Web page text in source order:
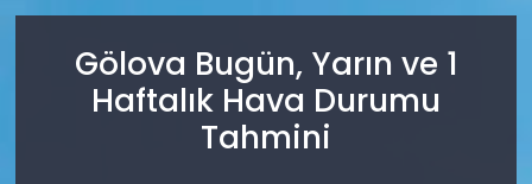
Gölova Bugün, Yarın ve 1
Haftalık Hava Durumu
Tahmini
Spor
Tüm Manşetler
Son Dakika Haberleri